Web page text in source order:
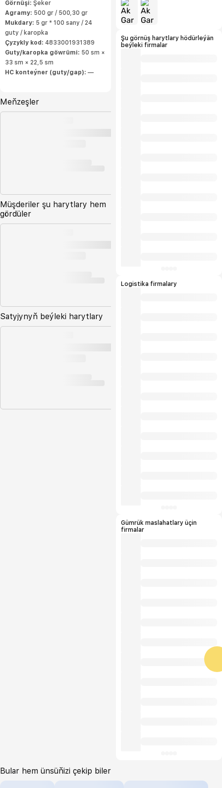
Görnüşi: Şeker
Agramy: 500 gr / 500,30 gr
Mukdary: 5 gr * 100 sany / 24
guty / karopka
Çyzykly kod: 4833001931389
Guty/karopka göwrümi: 50 sm ×
33 sm × 22,5 sm
HC konteýner (guty/gap): —
Meňzeşler
Müşderiler şu harytlary hem
gördüler
Satyjynyň beýleki harytlary
Kakao külkesi, iýmit sodasy, hamyr
gabartma tozy, limon turşusy we beýleki
ýörite konditer goşundylary
Şu görnüş harytlary hödürleýän
beýleki firmalar
Logistika firmalary
Gümrük maslahatlary üçin
firmalar
Bular hem ünsüňizi çekip biler